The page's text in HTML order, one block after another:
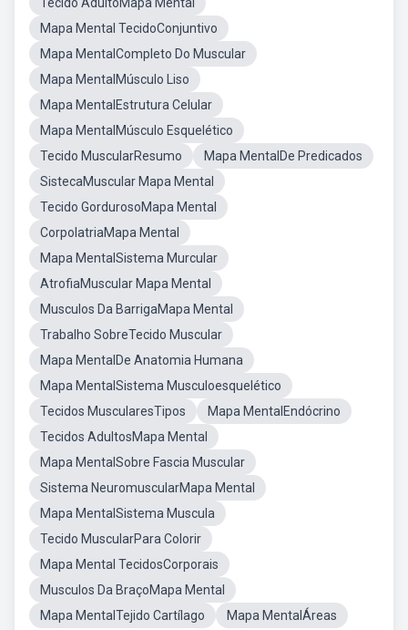
Mapa Mental TecidoConjuntivo
Mapa MentalCompleto Do Muscular
Mapa MentalMúsculo Liso
Mapa MentalEstrutura Celular
Mapa MentalMúsculo Esquelético
Tecido MuscularResumo
Mapa MentalDe Predicados
SistecaMuscular Mapa Mental
Tecido GordurosoMapa Mental
CorpolatriaMapa Mental
Mapa MentalSistema Murcular
AtrofiaMuscular Mapa Mental
Musculos Da BarrigaMapa Mental
Trabalho SobreTecido Muscular
Mapa MentalDe Anatomia Humana
Mapa MentalSistema Musculoesquelético
Tecidos MuscularesTipos
Mapa MentalEndócrino
Tecidos AdultosMapa Mental
Mapa MentalSobre Fascia Muscular
Sistema NeuromuscularMapa Mental
Mapa MentalSistema Muscula
Tecido MuscularPara Colorir
Mapa Mental TecidosCorporais
Musculos Da BraçoMapa Mental
Mapa MentalTejido Cartílago
Mapa MentalÁreas